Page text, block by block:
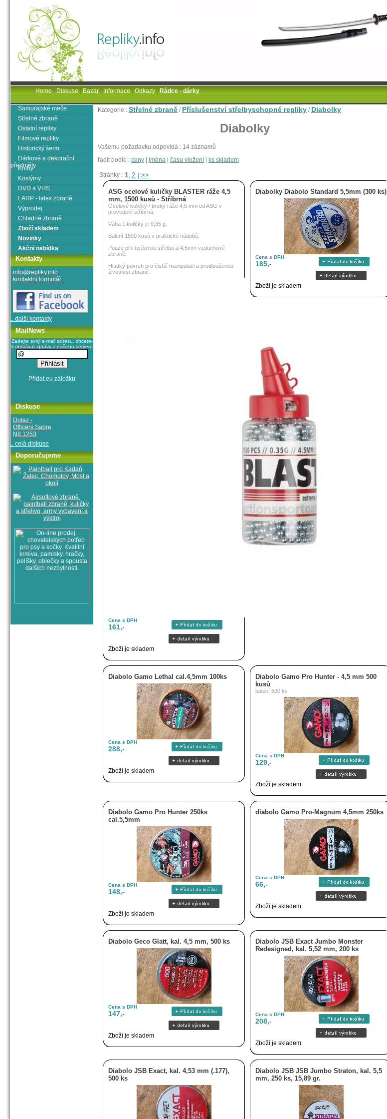
Kategorie : Střelné zbraně / Příslušenství střelbyschopné repliky / Diabolky
Diabolky
Vašemu požadavku odpovídá : 14 záznamů
řadit podle : ceny jména času vložení ks skladem
Stránky : 1, 2 >>
ASG ocelové kuličky BLASTER ráže 4,5
mm, 1500 kusů - Stříbrná
Ocelové kuličky / broky ráže 4,5 mm od ASG v
provedení stříbrná.
Váha 1 kuličky je 0,35 g.
Balení 1500 kusů v praktické nádobě.
Pouze pro terčovou střelbu a 4,5mm vzduchové
zbraně.
Hladký povrch pro čistší manipulaci a prodlouženou
životnost zbraně.
Cena s DPH
161,-
Zboží je skladem
Diabolky Diabolo Standard 5,5mm (300 ks)
Cena s DPH
165,-
Zboží je skladem
Diabolo Gamo Lethal cal.4,5mm 100ks
Cena s DPH
288,-
Zboží je skladem
Diabolo Gamo Pro Hunter - 4,5 mm 500
kusů
balení 500 ks
Cena s DPH
129,-
Zboží je skladem
Diabolo Gamo Pro Hunter 250ks
cal.5,5mm
Cena s DPH
148,-
Zboží je skladem
diabolo Gamo Pro-Magnum 4,5mm 250ks
Cena s DPH
66,-
Zboží je skladem
Diabolo Geco Glatt, kal. 4,5 mm, 500 ks
Cena s DPH
147,-
Zboží je skladem
Diabolo JSB Exact Jumbo Monster
Redesigned, kal. 5,52 mm, 200 ks
Cena s DPH
208,-
Zboží je skladem
Diabolo JSB Exact, kal. 4,53 mm (.177),
500 ks
Diabolo JSB JSB Jumbo Straton, kal. 5,5
mm, 250 ks, 15,89 gr.
Samurajské meče
Střelné zbraně
Ostatní repliky
Filmové repliky
Historický šerm
Dárkové a dekorační
předměty
Knihy
Kostýmy
DVD a VHS
LARP - latex zbraně
Výprodej
Chladné zbraně
Zboží skladem
Novinky
Akční nabídka
Kontakty
info@repliky.info
kontaktní formulář
.. další kontakty
MailNews
Zadejte svoji e-mail adresu, chcete-
li dostávat zprávy z našeho serveru
Diskuse
Dotaz -
Officers Sabre
N8 1253
.. celá diskuse
Doporučujeme
Home|Diskuse|Bazar|Informace|Odkazy|Rádce - dárky